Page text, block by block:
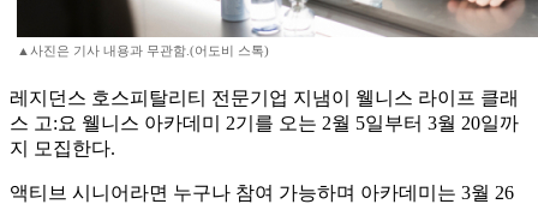
▲사진은 기사 내용과 무관함.(어도비 스톡)
레지던스 호스피탈리티 전문기업 지냄이 웰니스 라이프 클래
스 고:요 웰니스 아카데미 2기를 오는 2월 5일부터 3월 20일까
지 모집한다.
액티브 시니어라면 누구나 참여 가능하며 아카데미는 3월 26